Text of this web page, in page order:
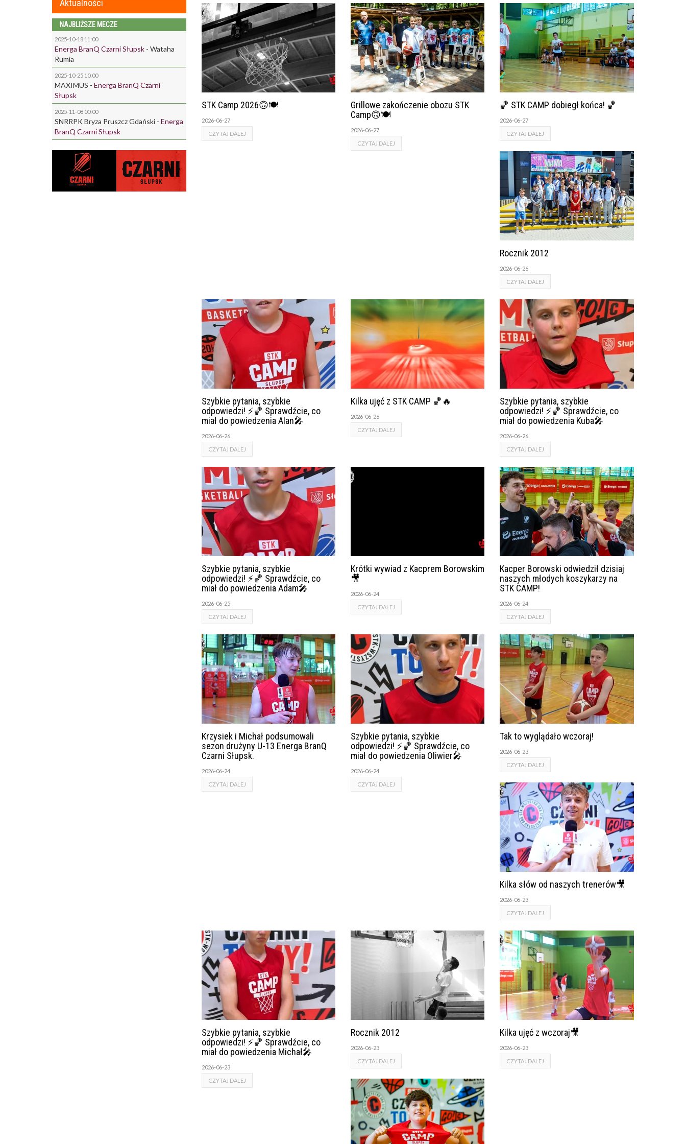
Aktualności
NAJBLIŻSZE MECZE
2025-10-18 11:00
Energa BranQ Czarni Słupsk - Wataha
Rumia
2025-10-25 10:00
MAXIMUS - Energa BranQ Czarni
Słupsk
2025-11-08 00:00
SNRRPK Bryza Pruszcz Gdański - Energa
BranQ Czarni Słupsk
STK Camp 2026🙃🍽
2026-06-27
CZYTAJ DALEJ
Grillowe zakończenie obozu STK
Camp🙃🍽
2026-06-27
CZYTAJ DALEJ
🏀 STK CAMP dobiegł końca! 🏀
2026-06-27
CZYTAJ DALEJ
Rocznik 2012
2026-06-26
CZYTAJ DALEJ
Szybkie pytania, szybkie
odpowiedzi! ⚡🏀 Sprawdźcie, co
miał do powiedzenia Alan🎤
2026-06-26
CZYTAJ DALEJ
Kilka ujęć z STK CAMP 🏀🔥
2026-06-26
CZYTAJ DALEJ
Szybkie pytania, szybkie
odpowiedzi! ⚡🏀 Sprawdźcie, co
miał do powiedzenia Kuba🎤
2026-06-26
CZYTAJ DALEJ
Szybkie pytania, szybkie
odpowiedzi! ⚡🏀 Sprawdźcie, co
miał do powiedzenia Adam🎤
2026-06-25
CZYTAJ DALEJ
Krótki wywiad z Kacprem Borowskim
🎥
2026-06-24
CZYTAJ DALEJ
Kacper Borowski odwiedził dzisiaj
naszych młodych koszykarzy na
STK CAMP!
2026-06-24
CZYTAJ DALEJ
Krzysiek i Michał podsumowali
sezon drużyny U-13 Energa BranQ
Czarni Słupsk.
2026-06-24
CZYTAJ DALEJ
Szybkie pytania, szybkie
odpowiedzi! ⚡🏀 Sprawdźcie, co
miał do powiedzenia Oliwier🎤
2026-06-24
CZYTAJ DALEJ
Tak to wyglądało wczoraj!
2026-06-23
CZYTAJ DALEJ
Kilka słów od naszych trenerów🎥
2026-06-23
CZYTAJ DALEJ
Szybkie pytania, szybkie
odpowiedzi! ⚡🏀 Sprawdźcie, co
miał do powiedzenia Michał🎤
2026-06-23
CZYTAJ DALEJ
Rocznik 2012
2026-06-23
CZYTAJ DALEJ
Kilka ujęć z wczoraj🎥
2026-06-23
CZYTAJ DALEJ